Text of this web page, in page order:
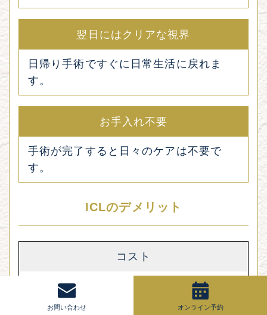
お問い合わせ オンライン予約
翌日にはクリアな視界
日帰り手術ですぐに日常生活に戻れま
す。
お手入れ不要
手術が完了すると日々のケアは不要で
す。
ICLのデメリット
コスト
レーシック手術よりも費用が高くなるこ
とがあります。